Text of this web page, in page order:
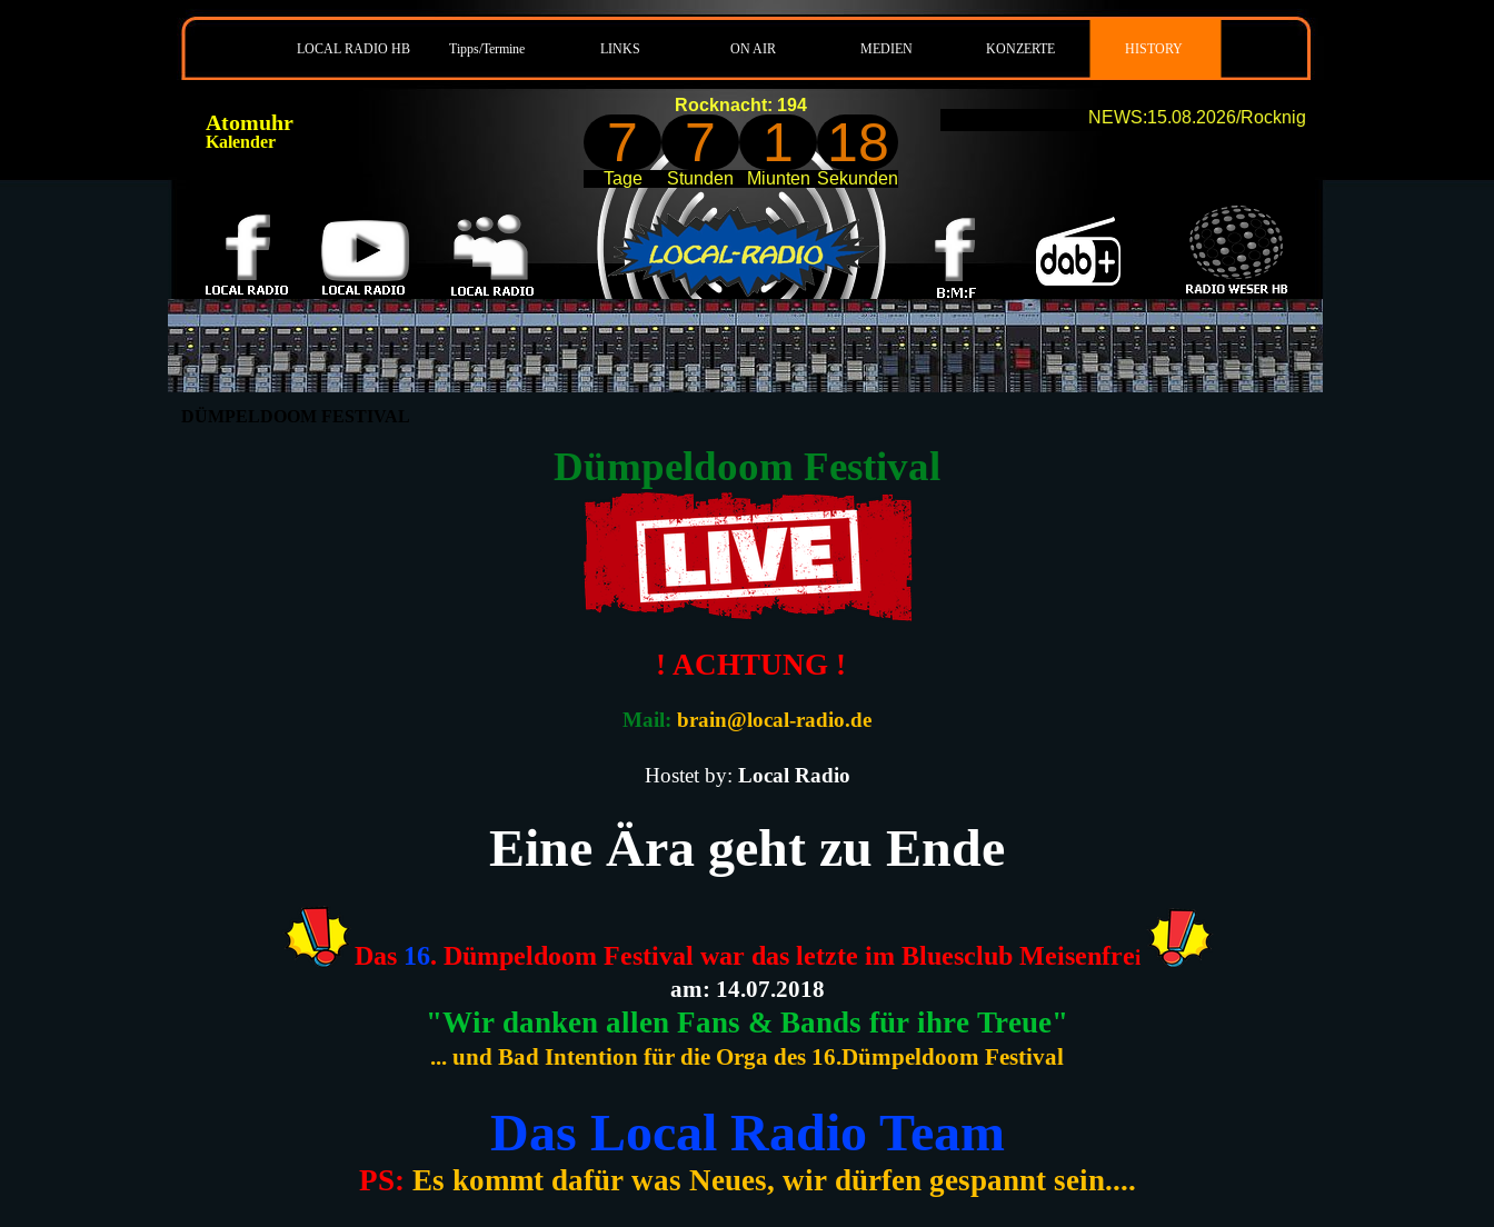
Rocknacht: 194
7 7 1 16
Tage Stunden Miunten Sekunden
Atomuhr
Kalender
NEWS:15.08.2026/Rocknight 194 von 20:00 Uhr bis
LOCAL RADIO HB Tipps/Termine LINKS ON AIR MEDIEN KONZERTE HISTORY
DÜMPELDOOM FESTIVAL
Dümpeldoom Festival
! ACHTUNG !
Mail: brain@local-radio.de
Hostet by: Local Radio
Eine Ära geht zu Ende
Das 16. Dümpeldoom Festival war das letzte im Bluesclub Meisenfrei
am: 14.07.2018
"Wir danken allen Fans & Bands für ihre Treue"
... und Bad Intention für die Orga des 16.Dümpeldoom Festival
Das Local Radio Team
PS: Es kommt dafür was Neues, wir dürfen gespannt sein....